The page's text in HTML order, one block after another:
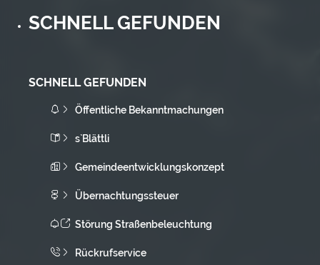
SCHNELL GEFUNDEN
SCHNELL GEFUNDEN
Öffentliche Bekanntmachungen
s`Blättli
Gemeindeentwicklungskonzept
Übernachtungssteuer
Störung Straßenbeleuchtung
Rückrufservice